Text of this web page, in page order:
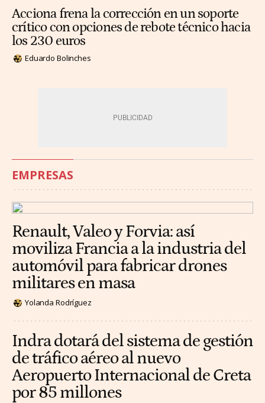
Acciona frena la corrección en un soporte
crítico con opciones de rebote técnico hacia
los 230 euros
Eduardo Bolinches
EMPRESAS
Renault, Valeo y Forvia: así
moviliza Francia a la industria del
automóvil para fabricar drones
militares en masa
Yolanda Rodríguez
Indra dotará del sistema de gestión
de tráfico aéreo al nuevo
Aeropuerto Internacional de Creta
por 85 millones